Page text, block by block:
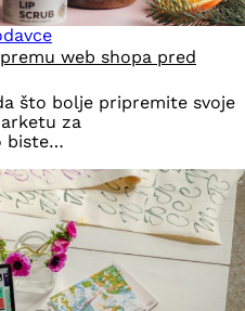
web shopa pred
što bolje pripremite svoje
za
biste…